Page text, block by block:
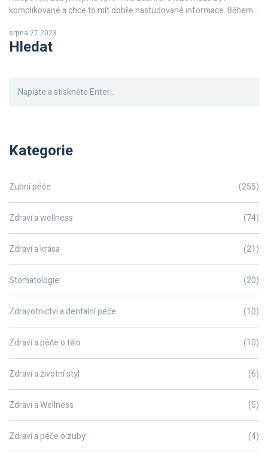
komplikované a chce to mít dobře nastudované informace. Během
v úvahu při rozhodování. A samozřejmě, nezapomene se ani na to,
jak správně pečovat o vaše nové nalepovací zuby. Tak jdeme na to!
srpna 27 2023
Hledat
Kategorie
Zubní péče (255)
Zdraví a wellness (74)
Zdraví a krása (21)
Stomatologie (20)
Zdravotnictví a dentalní péče (10)
Zdraví a péče o tělo (10)
Zdraví a životní styl (6)
Zdraví a Wellness (5)
Zdraví a péče o zuby (4)